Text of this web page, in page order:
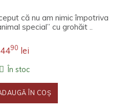
că nu am nimic împotriva
special” cu grohăit ..
4490 lei
În stoc
ÎN COŞ